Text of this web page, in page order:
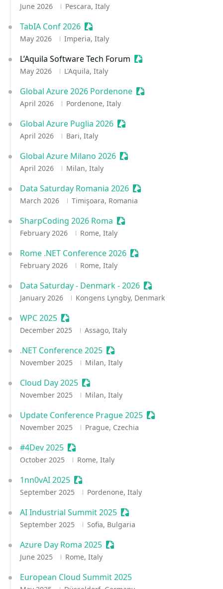
June 2026 Pescara, Italy
TabIA Conf 2026 Sessionize Event
May 2026 Imperia, Italy
L’Aquila Software Tech Forum Sessionize Event
May 2026 L'Aquila, Italy
Global Azure 2026 Pordenone Sessionize Event
April 2026 Pordenone, Italy
Global Azure Puglia 2026 Sessionize Event
April 2026 Bari, Italy
Global Azure Milano 2026 Sessionize Event
April 2026 Milan, Italy
Data Saturday Romania 2026 Sessionize Event
March 2026 Timişoara, Romania
SharpCoding 2026 Roma Sessionize Event
February 2026 Rome, Italy
Rome .NET Conference 2026 Sessionize Event
February 2026 Rome, Italy
Data Saturday - Denmark - 2026 Sessionize Event
January 2026 Kongens Lyngby, Denmark
WPC 2025 Sessionize Event
December 2025 Assago, Italy
.NET Conference 2025 Sessionize Event
November 2025 Milan, Italy
Cloud Day 2025 Sessionize Event
November 2025 Milan, Italy
Update Conference Prague 2025 Sessionize Event
November 2025 Prague, Czechia
#4Dev 2025 Sessionize Event
October 2025 Rome, Italy
1nn0vAI 2025 Sessionize Event
September 2025 Pordenone, Italy
AI Industrial Summit 2025 Sessionize Event
September 2025 Sofia, Bulgaria
Azure Day Roma 2025 Sessionize Event
June 2025 Rome, Italy
European Cloud Summit 2025